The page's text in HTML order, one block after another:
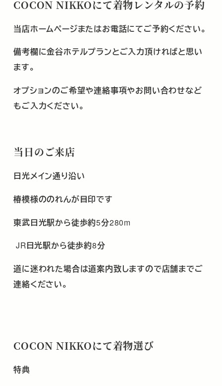
COCON NIKKOにて着物レンタルの予約
当店ホームページまたはお電話にてご予約ください。
備考欄に金谷ホテルプランとご入力頂ければと思い
ます。
オプションのご希望や連絡事項やお問い合わせなど
もご入力ください。
当日のご来店
日光メイン通り沿い
椿模様ののれんが目印です
東武日光駅から徒歩約5分280m
JR日光駅から徒歩約8分
道に迷われた場合は道案内致しますので店舗までご
連絡ください。
COCON NIKKOにて着物選び
特典